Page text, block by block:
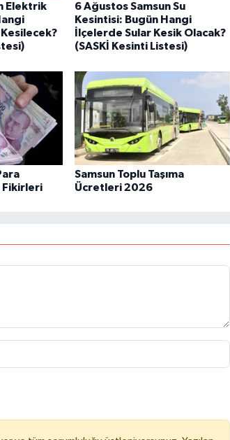
Elektrik
6 Ağustos Samsun Su
Kesintisi: Bugün Hangi
İlçelerde Sular Kesik Olacak?
(SASKİ Kesinti Listesi)
Fikirleri
Samsun Toplu Taşıma
Ücretleri 2026